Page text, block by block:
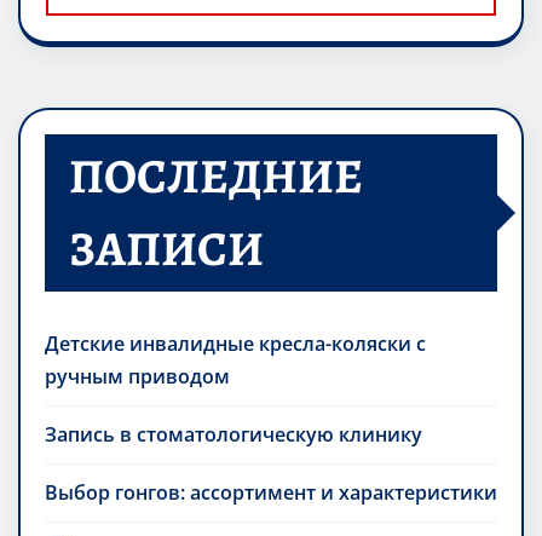
ПОСЛЕДНИЕ
ЗАПИСИ
Детские инвалидные кресла-коляски с
ручным приводом
Запись в стоматологическую клинику
Выбор гонгов: ассортимент и характеристики